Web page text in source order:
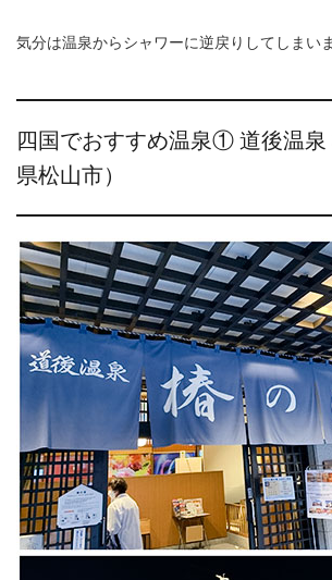
気分は温泉からシャワーに逆戻りしてしまい
四国でおすすめ温泉① 道後温泉
県松山市）